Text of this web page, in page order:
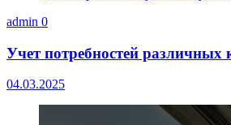
admin 0
Учет потребностей различных
04.03.2025